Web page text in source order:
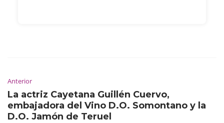
Anterior
La actriz Cayetana Guillén Cuervo,
embajadora del Vino D.O. Somontano y la
D.O. Jamón de Teruel